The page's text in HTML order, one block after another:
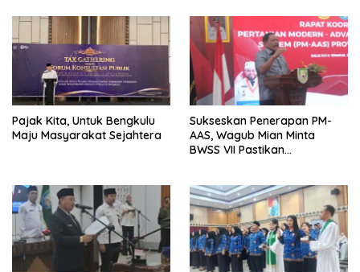
Masih Jadi Sorotan
Pajak Kita, Untuk Bengkulu
Maju Masyarakat Sejahtera
Sukseskan Penerapan PM-
AAS, Wagub Mian Minta
BWSS VII Pastikan